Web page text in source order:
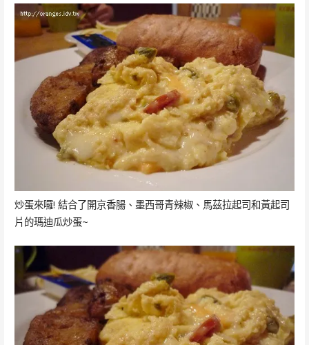
炒蛋來囉! 結合了開京香腸、墨西哥青辣椒、馬茲拉起司和黃起司
片的瑪迪瓜炒蛋~